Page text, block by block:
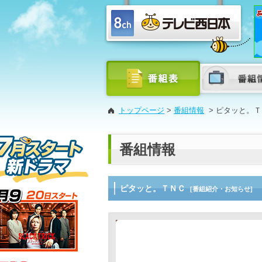
トップページ > 番組情報 > ピタッと。
番組情報
ピタッと。ＴＮＣ [番組紹介・お知らせ]